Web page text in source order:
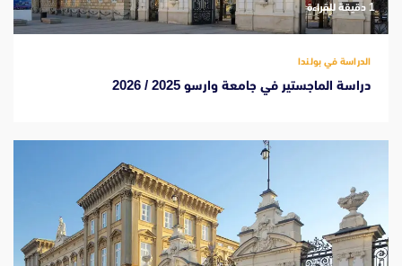
‫1 دقيقة للقراءة
الدراسة في بولندا
دراسة الماجستير في جامعة وارسو 2025 / 2026